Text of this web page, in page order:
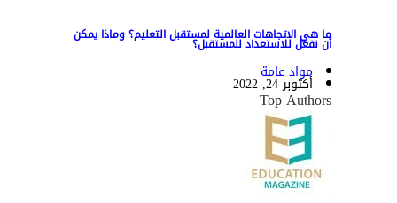
ما هي الاتجاهات العالمية لمستقبل التعليم؟ وماذا يمكن
أن نفعل للاستعداد للمستقبل؟
مواد عامة
أكتوبر 24, 2022
Top Authors